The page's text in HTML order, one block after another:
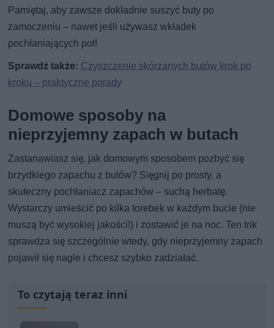
Pamiętaj, aby zawsze dokładnie suszyć buty po
zamoczeniu – nawet jeśli używasz wkładek
pochłaniających pot!
Sprawdź także: Czyszczenie skórzanych butów krok po
kroku – praktyczne porady
Domowe sposoby na
nieprzyjemny zapach w butach
Zastanawiasz się, jak domowym sposobem pozbyć się
brzydkiego zapachu z butów? Sięgnij po prosty, a
skuteczny pochłaniacz zapachów – suchą herbatę.
Wystarczy umieścić po kilka torebek w każdym bucie (nie
muszą być wysokiej jakości!) i zostawić je na noc. Ten trik
sprawdza się szczególnie wtedy, gdy nieprzyjemny zapach
pojawił się nagle i chcesz szybko zadziałać.
To czytają teraz inni